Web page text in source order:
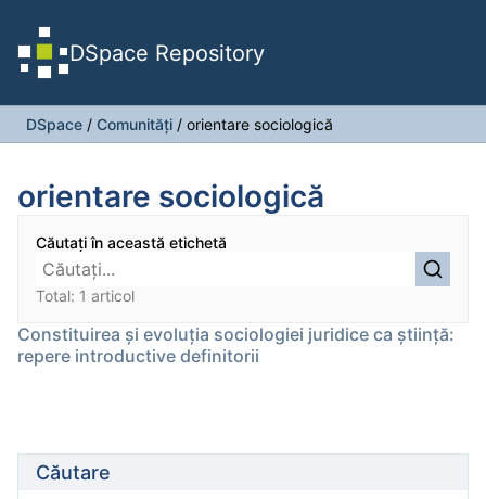
DSpace Repository
DSpace / Comunități / orientare sociologică
orientare sociologică
Căutați în această etichetă
Total: 1 articol
Constituirea şi evoluţia sociologiei juridice ca ştiinţă:
repere introductive definitorii
Căutare